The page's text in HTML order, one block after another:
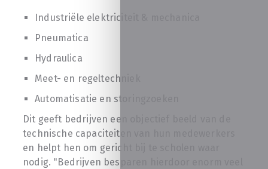
Industriële elektriciteit & mechanica
Pneumatica
Hydraulica
Meet- en regeltechniek
Automatisatie en storingzoeken
Dit geeft bedrijven een objectief beeld van de
technische capaciteiten van hun medewerkers
en helpt hen om gericht bij te scholen waar
nodig. "Bedrijven besparen hierdoor enorm veel